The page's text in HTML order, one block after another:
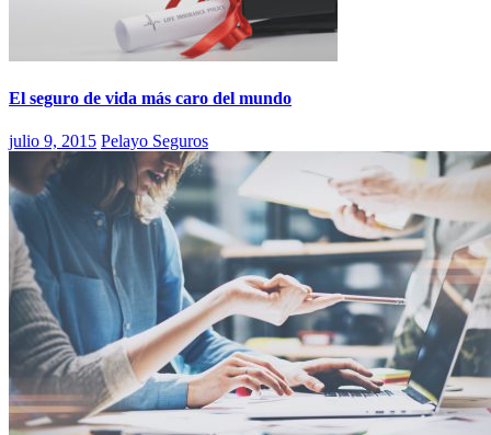
El seguro de vida más caro del mundo
julio 9, 2015 Pelayo Seguros